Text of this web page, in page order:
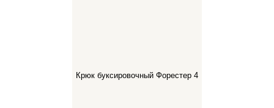
Крюк буксировочный Форестер 4